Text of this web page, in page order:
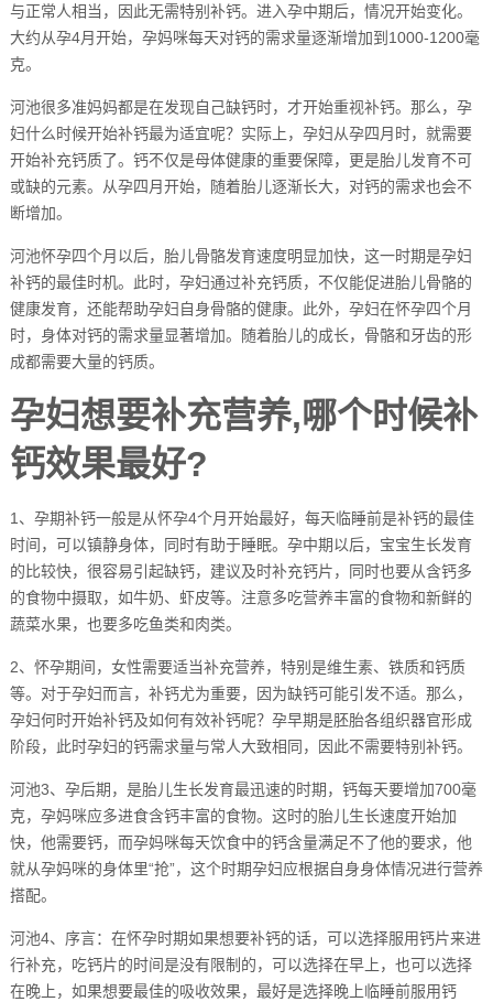
与正常人相当，因此无需特别补钙。进入孕中期后，情况开始变化。
大约从孕4月开始，孕妈咪每天对钙的需求量逐渐增加到1000-1200毫
克。
河池很多准妈妈都是在发现自己缺钙时，才开始重视补钙。那么，孕
妇什么时候开始补钙最为适宜呢？实际上，孕妇从孕四月时，就需要
开始补充钙质了。钙不仅是母体健康的重要保障，更是胎儿发育不可
或缺的元素。从孕四月开始，随着胎儿逐渐长大，对钙的需求也会不
断增加。
河池怀孕四个月以后，胎儿骨骼发育速度明显加快，这一时期是孕妇
补钙的最佳时机。此时，孕妇通过补充钙质，不仅能促进胎儿骨骼的
健康发育，还能帮助孕妇自身骨骼的健康。此外，孕妇在怀孕四个月
时，身体对钙的需求量显著增加。随着胎儿的成长，骨骼和牙齿的形
成都需要大量的钙质。
孕妇想要补充营养,哪个时候补
钙效果最好?
1、孕期补钙一般是从怀孕4个月开始最好，每天临睡前是补钙的最佳
时间，可以镇静身体，同时有助于睡眠。孕中期以后，宝宝生长发育
的比较快，很容易引起缺钙，建议及时补充钙片，同时也要从含钙多
的食物中摄取，如牛奶、虾皮等。注意多吃营养丰富的食物和新鲜的
蔬菜水果，也要多吃鱼类和肉类。
2、怀孕期间，女性需要适当补充营养，特别是维生素、铁质和钙质
等。对于孕妇而言，补钙尤为重要，因为缺钙可能引发不适。那么，
孕妇何时开始补钙及如何有效补钙呢？孕早期是胚胎各组织器官形成
阶段，此时孕妇的钙需求量与常人大致相同，因此不需要特别补钙。
河池3、孕后期，是胎儿生长发育最迅速的时期，钙每天要增加700毫
克，孕妈咪应多进食含钙丰富的食物。这时的胎儿生长速度开始加
快，他需要钙，而孕妈咪每天饮食中的钙含量满足不了他的要求，他
就从孕妈咪的身体里“抢”，这个时期孕妇应根据自身身体情况进行营养
搭配。
河池4、序言：在怀孕时期如果想要补钙的话，可以选择服用钙片来进
行补充，吃钙片的时间是没有限制的，可以选择在早上，也可以选择
在晚上，如果想要最佳的吸收效果，最好是选择晚上临睡前服用钙